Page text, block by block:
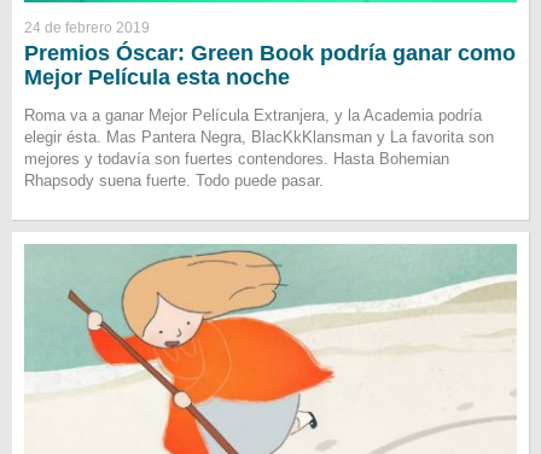
24 de febrero 2019
Premios Óscar: Green Book podría ganar como
Mejor Película esta noche
Roma va a ganar Mejor Película Extranjera, y la Academia podría
elegir ésta. Mas Pantera Negra, BlacKkKlansman y La favorita son
mejores y todavía son fuertes contendores. Hasta Bohemian
Rhapsody suena fuerte. Todo puede pasar.